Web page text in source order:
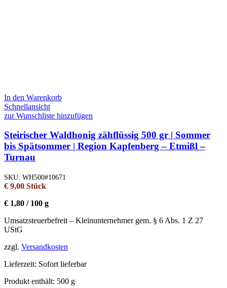
In den Warenkorb
Schnellansicht
zur Wunschliste hinzufügen
Steirischer Waldhonig zähflüssig 500 gr | Sommer
bis Spätsommer | Region Kapfenberg – Etmißl –
Turnau
SKU: WH500#10671
€ 9,00 Stück
€ 1,80 / 100 g
Umsatzsteuerbefreit – Kleinunternehmer gem. § 6 Abs. 1 Z 27
UStG
zzgl. Versandkosten
Lieferzeit: Sofort lieferbar
Produkt enthält: 500 g